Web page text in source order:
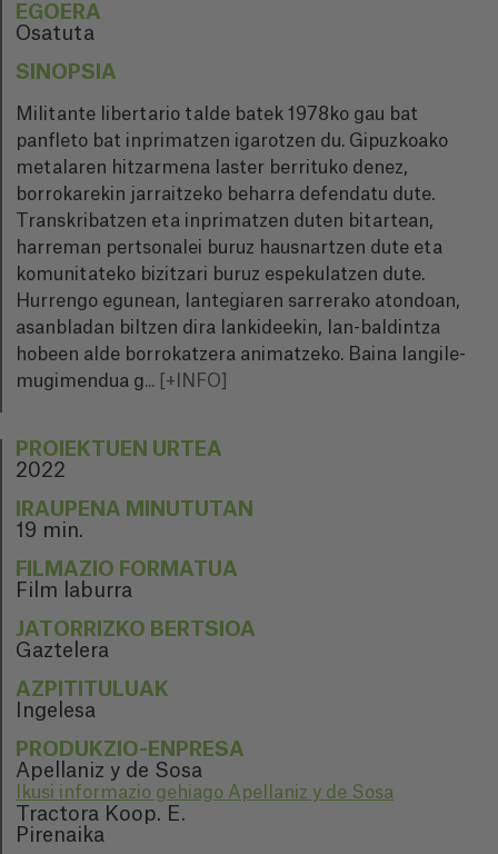
EGOERA
Osatuta
SINOPSIA
Militante libertario talde batek 1978ko gau bat
panfleto bat inprimatzen igarotzen du. Gipuzkoako
metalaren hitzarmena laster berrituko denez,
borrokarekin jarraitzeko beharra defendatu dute.
Transkribatzen eta inprimatzen duten bitartean,
harreman pertsonalei buruz hausnartzen dute eta
komunitateko bizitzari buruz espekulatzen dute.
Hurrengo egunean, lantegiaren sarrerako atondoan,
asanbladan biltzen dira lankideekin, lan-baldintza
hobeen alde borrokatzera animatzeko. Baina langile-
mugimendua g... [+INFO]
PROIEKTUEN URTEA
2022
IRAUPENA MINUTUTAN
19 min.
FILMAZIO FORMATUA
Film laburra
JATORRIZKO BERTSIOA
Gaztelera
AZPITITULUAK
Ingelesa
PRODUKZIO-ENPRESA
Apellaniz y de Sosa
Ikusi informazio gehiago Apellaniz y de Sosa
Tractora Koop. E.
Pirenaika